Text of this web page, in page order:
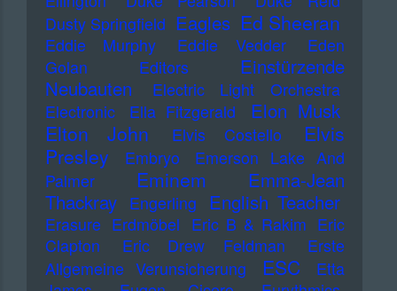
Dusty Springfield Eagles Ed Sheeran
Eddie Murphy Eddie Vedder
Eden
Golan
Editors
Einstürzende
Neubauten
Electric Light Orchestra
Electronic
Ella Fitzgerald Elon Musk
Elton John Elvis Costello
Elvis
Presley
Embryo
Emerson Lake And
Palmer
Eminem
Emma-Jean
Thackray
Engerling English Teacher
Erasure Erdmöbel Eric B & Rakim Eric
Clapton
Eric Drew Feldman
Erste
Allgemeine Verunsicherung
ESC
Etta